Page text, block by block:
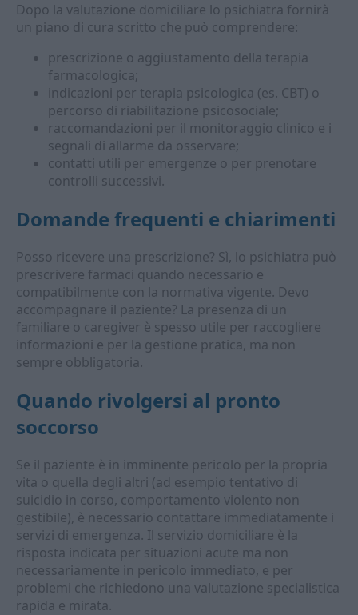
Dopo la valutazione domiciliare lo psichiatra fornirà
un piano di cura scritto che può comprendere:
prescrizione o aggiustamento della terapia
farmacologica;
indicazioni per terapia psicologica (es. CBT) o
percorso di riabilitazione psicosociale;
raccomandazioni per il monitoraggio clinico e i
segnali di allarme da osservare;
contatti utili per emergenze o per prenotare
controlli successivi.
Domande frequenti e chiarimenti
Posso ricevere una prescrizione? Sì, lo psichiatra può
prescrivere farmaci quando necessario e
compatibilmente con la normativa vigente. Devo
accompagnare il paziente? La presenza di un
familiare o caregiver è spesso utile per raccogliere
informazioni e per la gestione pratica, ma non
sempre obbligatoria.
Quando rivolgersi al pronto
soccorso
Se il paziente è in imminente pericolo per la propria
vita o quella degli altri (ad esempio tentativo di
suicidio in corso, comportamento violento non
gestibile), è necessario contattare immediatamente i
servizi di emergenza. Il servizio domiciliare è la
risposta indicata per situazioni acute ma non
necessariamente in pericolo immediato, e per
problemi che richiedono una valutazione specialistica
rapida e mirata.